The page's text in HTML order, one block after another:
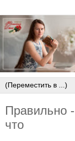
Правильно
что